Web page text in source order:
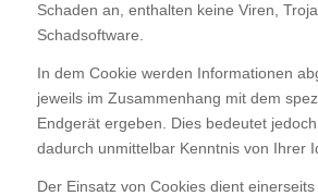
Schaden an, enthalten keine Viren,
Schadsoftware.
In dem Cookie werden Informationen
jeweils im Zusammenhang mit dem
Endgerät ergeben. Dies bedeutet
dadurch unmittelbar Kenntnis von Ihrer
Der Einsatz von Cookies dient